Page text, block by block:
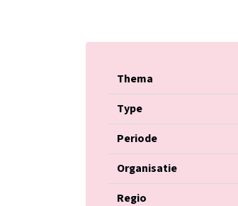
Thema
Type
Periode
Organisatie
Regio